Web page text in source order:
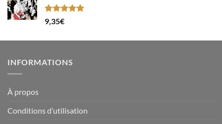
Note5.00
sur 5
9,35€
INFORMATIONS
À propos
Conditions d’utilisation